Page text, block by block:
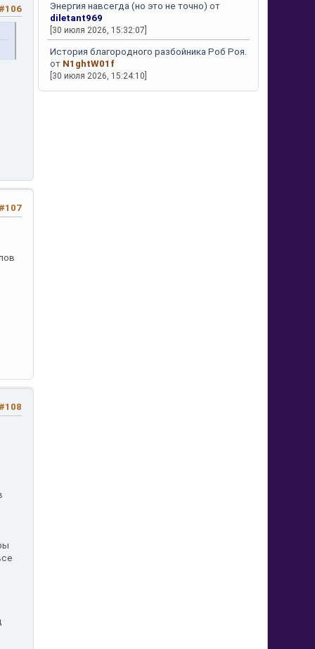
Энергия навсегда (но это не точно) от
diletant969
[30 июля 2026, 15:32:07]
История благородного разбойника Роб Роя.
от N1ghtW01f
[30 июля 2026, 15:24:10]
#106
#107
#108